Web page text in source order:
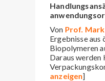
Von Prof.
Ergebnisse
Biopolymeren
Daraus
anzeigen]